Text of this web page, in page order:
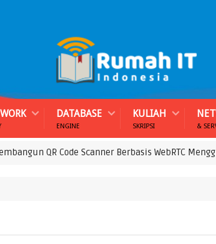
DATABASE
ENGINE
KULIAH
SKRIPSI &
QR Code Scanner Berbasis WebRTC